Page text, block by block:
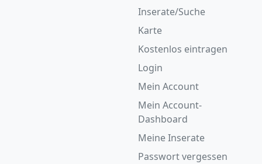
Inserate/Suche
Karte
Kostenlos eintragen
Login
Mein Account
Mein Account-
Dashboard
Meine Inserate
Passwort vergessen